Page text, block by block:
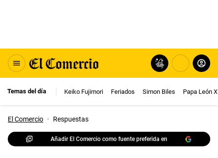
Temas del día Keiko Fujimori Feriados Simon Biles Papa León
El Comercio · Respuestas
Añadir El Comercio como fuente preferida en